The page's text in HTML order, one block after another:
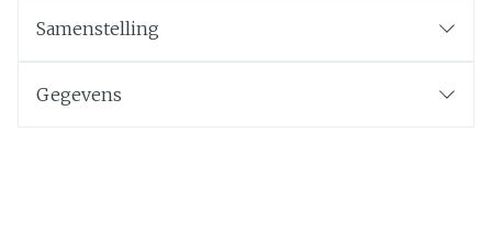
Samenstelling
Gegevens